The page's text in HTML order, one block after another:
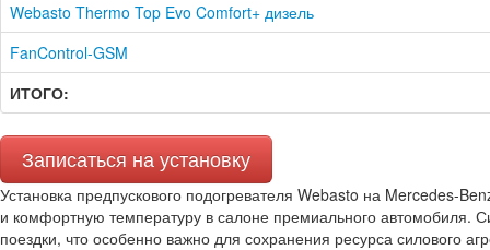
Webasto Thermo Top Evo Comfort+ дизель
FanControl-GSM
ИТОГО:
Записаться на установку
Установка предпускового подогревателя Webasto на Mercedes-
и комфортную температуру в салоне премиального автомобиля.
поездки, что особенно важно для сохранения ресурса силового